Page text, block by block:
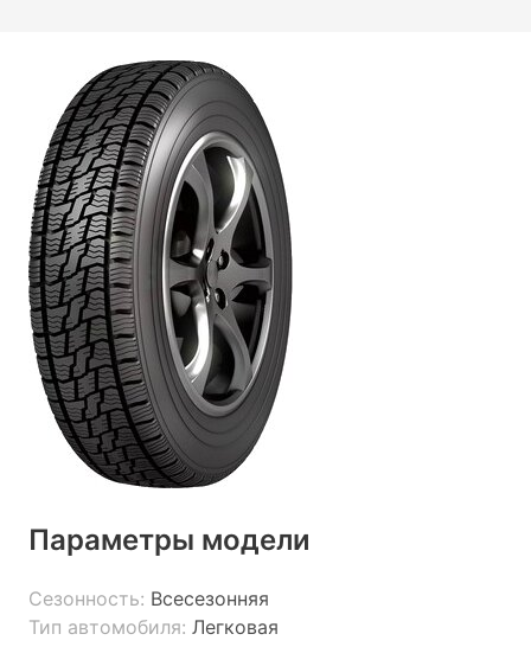
Параметры модели
Сезонность: Всесезонняя
Тип автомобиля: Легковая